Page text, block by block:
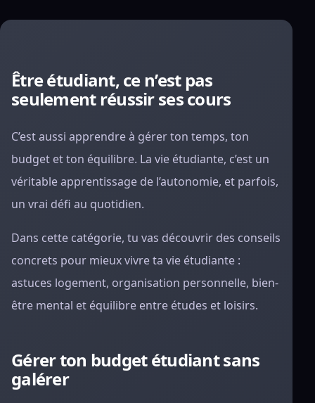
Être étudiant, ce n’est pas
seulement réussir ses cours
C’est aussi apprendre à gérer ton temps, ton
budget et ton équilibre. La vie étudiante, c’est un
véritable apprentissage de l’autonomie, et parfois,
un vrai défi au quotidien.
Dans cette catégorie, tu vas découvrir des conseils
concrets pour mieux vivre ta vie étudiante :
astuces logement, organisation personnelle, bien-
être mental et équilibre entre études et loisirs.
Gérer ton budget étudiant sans
galérer